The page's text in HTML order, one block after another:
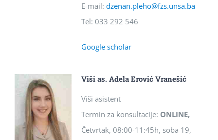
E-mail: dzenan.pleho@fzs.unsa.ba
Tel: 033 292 546
Google scholar
Viši as. Adela Erović Vranešić
Viši asistent
Termin za konsultacije: ONLINE,
Četvrtak, 08:00-11:45h, soba 19,